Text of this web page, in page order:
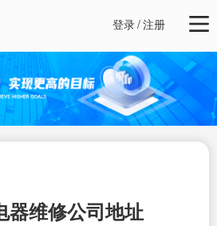
登录/注册
器维修公司地址